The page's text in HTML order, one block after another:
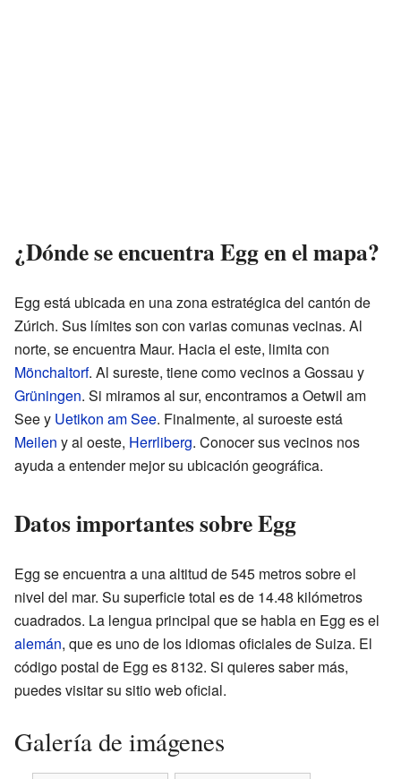
¿Dónde se encuentra Egg en el mapa?
Egg está ubicada en una zona estratégica del cantón de
Zúrich. Sus límites son con varias comunas vecinas. Al
norte, se encuentra Maur. Hacia el este, limita con
Mönchaltorf. Al sureste, tiene como vecinos a Gossau y
Grüningen. Si miramos al sur, encontramos a Oetwil am
See y Uetikon am See. Finalmente, al suroeste está
Meilen y al oeste, Herrliberg. Conocer sus vecinos nos
ayuda a entender mejor su ubicación geográfica.
Datos importantes sobre Egg
Egg se encuentra a una altitud de 545 metros sobre el
nivel del mar. Su superficie total es de 14.48 kilómetros
cuadrados. La lengua principal que se habla en Egg es el
alemán, que es uno de los idiomas oficiales de Suiza. El
código postal de Egg es 8132. Si quieres saber más,
puedes visitar su sitio web oficial.
Galería de imágenes